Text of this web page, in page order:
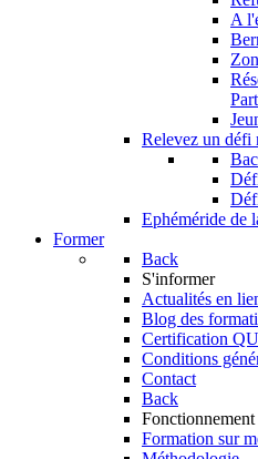
A
Relevez un défi
Ephéméride de
Former
Back
S'informer
Actualités en
Blog des
Certification
Conditions
Contact
Back
Fonctionnement
Formation sur